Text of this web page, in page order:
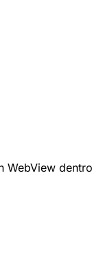
WebView dentro